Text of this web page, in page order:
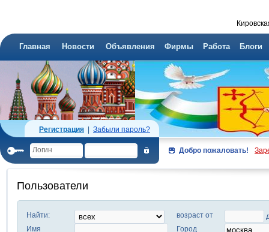
Главная Новости Объявления Фирмы Работа Блоги
Регистрация Забыли пароль?
Добро пожаловать!
Пользователи
Найти: возраст от
Имя
Город